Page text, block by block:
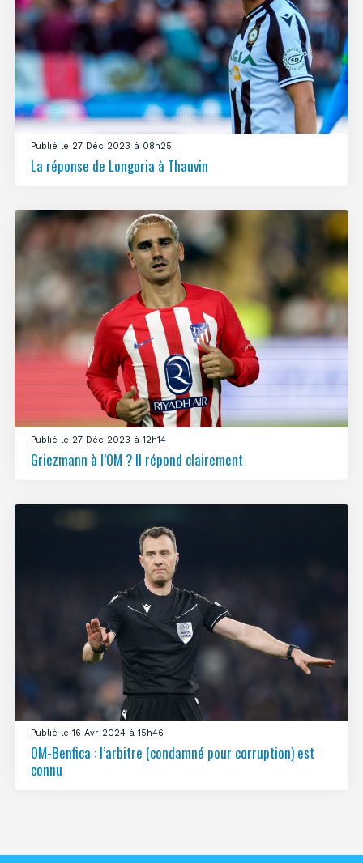
Publié le 27 Déc 2023 à 08h25
La réponse de Longoria à Thauvin
Publié le 27 Déc 2023 à 12h14
Griezmann à l’OM ? Il répond clairement
Publié le 16 Avr 2024 à 15h46
OM-Benfica : l’arbitre (condamné pour corruption) est
connu